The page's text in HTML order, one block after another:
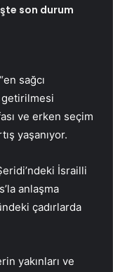
son durum
sağcı
getirilmesi
ve erken seçim
yaşanıyor.
İsrailli
anlaşma
çadırlarda
yakınları ve